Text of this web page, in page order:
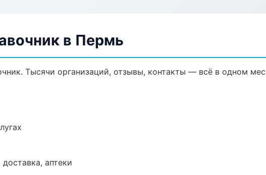
в Пермь
Тысячи организаций, отзывы, контакты — всё в одном
аптеки